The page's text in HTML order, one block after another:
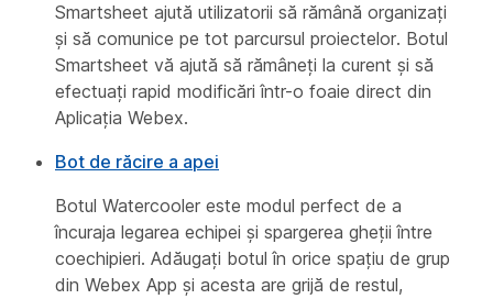
Smartsheet ajută utilizatorii să rămână organizați
și să comunice pe tot parcursul proiectelor. Botul
Smartsheet vă ajută să rămâneți la curent și să
efectuați rapid modificări într-o foaie direct din
Aplicația Webex.
Bot de răcire a apei
Botul Watercooler este modul perfect de a
încuraja legarea echipei și spargerea gheții între
coechipieri. Adăugați botul în orice spațiu de grup
din Webex App și acesta are grijă de restul,